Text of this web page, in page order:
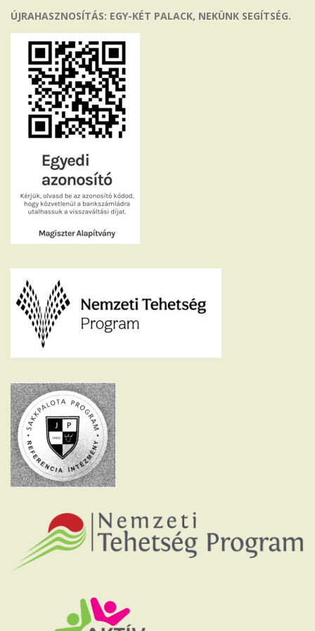
ÚJRAHASZNOSÍTÁS: EGY-KÉT PALACK, NEKÜNK SEGÍTSÉG.